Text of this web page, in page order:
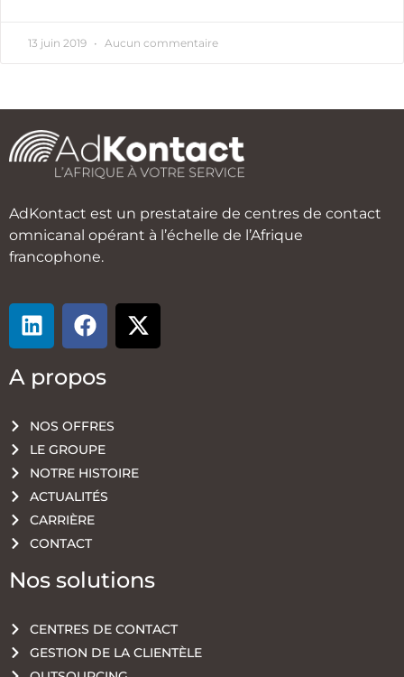
13 juin 2019 Aucun commentaire
AdKontact est un prestataire de centres de contact
omnicanal opérant à l’échelle de l’Afrique
francophone.
A propos
NOS OFFRES
LE GROUPE
NOTRE HISTOIRE
ACTUALITÉS
CARRIÈRE
CONTACT
Nos solutions
CENTRES DE CONTACT
GESTION DE LA CLIENTÈLE